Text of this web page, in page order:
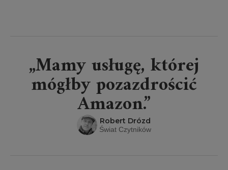
„Mamy usługę, której
mógłby pozazdrościć
Amazon.”
Robert Drózd
Świat Czytników